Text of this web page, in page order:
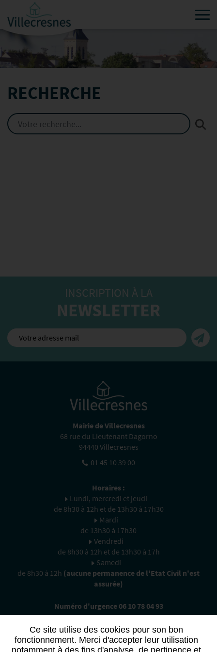
Ce site utilise des cookies pour son bon
fonctionnement. Merci d'accepter leur utilisation
notamment à des fins d'analyse, de pertinence et
RECHERCHE
INSCRIPTION À LA
NEWSLETTER
Mairie de Villecresnes
68 rue du Lieutenant Dagorno
94440 Villecresnes
01 45 10 39 00
Horaires :
Lundi, mercredi et jeudi
de 8h30 à 12h et de 13h30 à 17h30
Mardi
de 13h30 à 17h30
Vendredi
de 8h30 à 12h et de 13h30 à 17h
Samedi
de 8h30 à 12h (aucune permanence de l'Etat Civil n'est
assurée)
Numéro d'urgence 06 10 78 04 93